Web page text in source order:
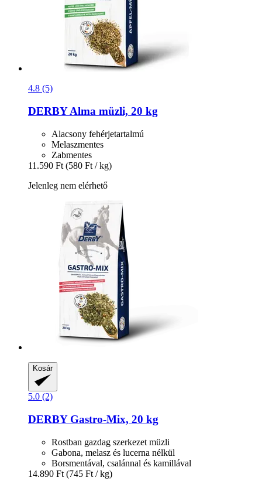
4.8 (5)
DERBYAlma müzli, 20 kg
Alacsony fehérjetartalmú
Melaszmentes
Zabmentes
11.590 Ft (580 Ft / kg)
Jelenleg nem elérhető
Kosár
5.0 (2)
DERBYGastro-​Mix, 20 kg
Rostban gazdag szerkezet müzli
Gabona, melasz és lucerna nélkül
Borsmentával, csalánnal és kamillával
14.890 Ft (745 Ft / kg)